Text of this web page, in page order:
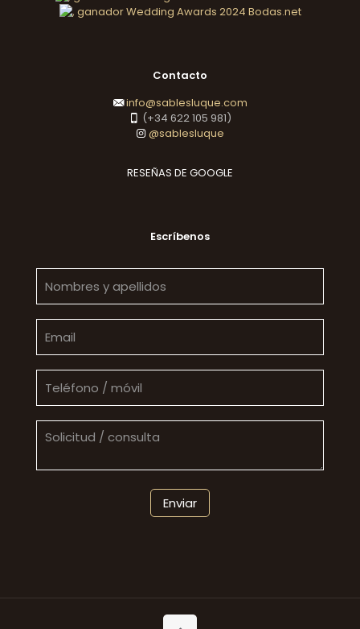
Contacto
info@sablesluque.com
(+34 622 105 981)
@sablesluque
RESEÑAS DE GOOGLE
Escríbenos